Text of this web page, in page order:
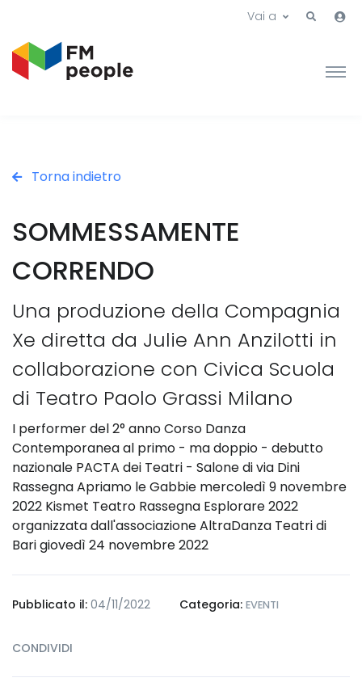
Vai a
Torna indietro
SOMMESSAMENTE
CORRENDO
Una produzione della Compagnia
Xe diretta da Julie Ann Anzilotti in
collaborazione con Civica Scuola
di Teatro Paolo Grassi Milano
I performer del 2° anno Corso Danza
Contemporanea al primo - ma doppio - debutto
nazionale PACTA dei Teatri - Salone di via Dini
Rassegna Apriamo le Gabbie mercoledì 9 novembre
2022 Kismet Teatro Rassegna Esplorare 2022
organizzata dall'associazione AltraDanza Teatri di
Bari giovedì 24 novembre 2022
Pubblicato il: 04/11/2022 Categoria: EVENTI
CONDIVIDI